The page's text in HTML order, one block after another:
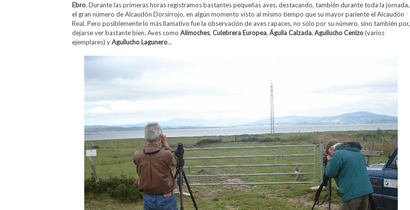
Ebro. Durante las primeras horas registramos bastantes pequeñas aves, destacando, también durante toda la jornada,
el gran número de Alcaudón Dorsirrojo, en algún momento visto al mismo tiempo que su mayor pariente el Alcaudón
Real. Pero posiblemente lo más llamativo fue la observación de aves rapaces, no sólo por su número, sino también por,
dejarse ver bastante bien. Aves como Alimoches, CulebreraEuropea, ÁguilaCalzada, AguiluchoCenizo(varios
ejemplares) yAguiluchoLagunero…